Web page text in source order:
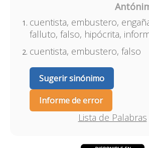
cuentista, embustero,
falluto, falso, hipócrita,
cuentista, embustero, falso
Sugerir sinónimo
Informe de error
Lista de Palabras